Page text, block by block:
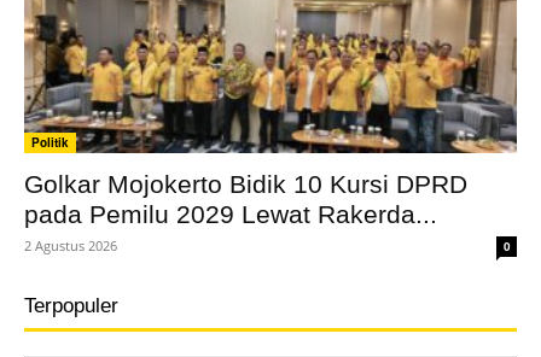
Politik
Golkar Mojokerto Bidik 10 Kursi DPRD
pada Pemilu 2029 Lewat Rakerda...
2 Agustus 2026 0
Terpopuler